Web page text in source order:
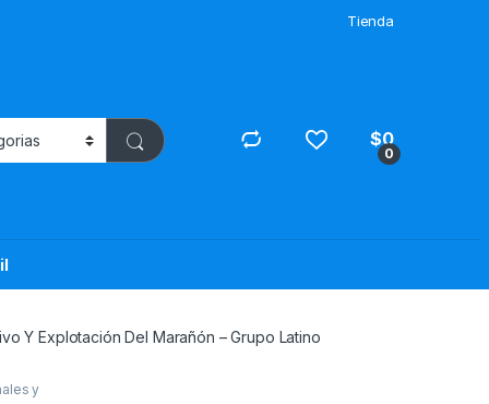
Tienda
0
$0
Y Explotación Del Marañón – Grupo Latino
y